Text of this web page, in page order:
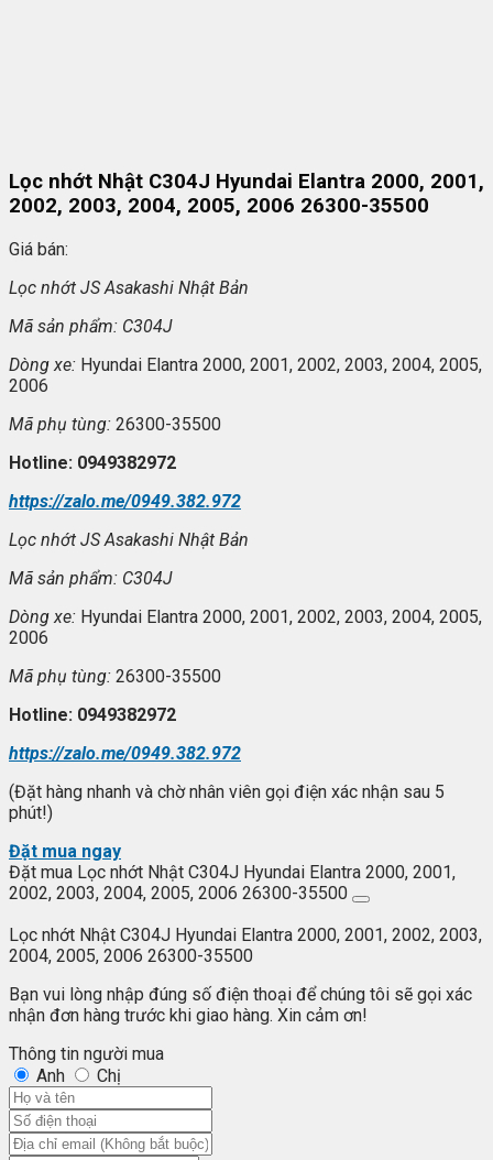
Lọc nhớt Nhật C304J Hyundai Elantra 2000, 2001,
2002, 2003, 2004, 2005, 2006 26300-35500
Giá bán:
Lọc nhớt JS Asakashi Nhật Bản
Mã sản phẩm: C304J
Dòng xe: Hyundai Elantra 2000, 2001, 2002, 2003, 2004, 2005,
2006
Mã phụ tùng: 26300-35500
Hotline: 0949382972
https://zalo.me/0949.382.972
Lọc nhớt JS Asakashi Nhật Bản
Mã sản phẩm: C304J
Dòng xe: Hyundai Elantra 2000, 2001, 2002, 2003, 2004, 2005,
2006
Mã phụ tùng: 26300-35500
Hotline: 0949382972
https://zalo.me/0949.382.972
(Đặt hàng nhanh và chờ nhân viên gọi điện xác nhận sau 5
phút!)
Đặt mua ngay
Đặt mua Lọc nhớt Nhật C304J Hyundai Elantra 2000, 2001,
2002, 2003, 2004, 2005, 2006 26300-35500
Lọc nhớt Nhật C304J Hyundai Elantra 2000, 2001, 2002, 2003,
2004, 2005, 2006 26300-35500
Bạn vui lòng nhập đúng số điện thoại để chúng tôi sẽ gọi xác
nhận đơn hàng trước khi giao hàng. Xin cảm ơn!
Thông tin người mua
Anh
Chị